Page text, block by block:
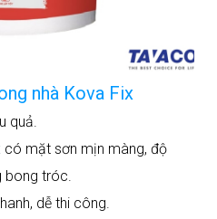
nhà Kova Fix
quả.
có mặt sơn mịn màng, độ
bong tróc.
dễ thi công.